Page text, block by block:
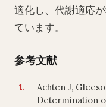
適化し、代謝適応
ています。
参考文献
Achten J,
Determination